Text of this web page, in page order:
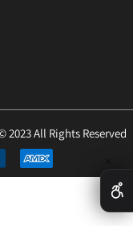
2023 All Rights Reserved